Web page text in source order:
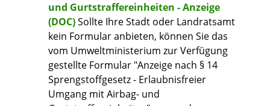
und Gurtstraffereinheiten - Anzeige
(DOC)Sollte Ihre Stadt oder Landratsamt
kein Formular anbieten, können Sie das
vom Umweltministerium zur Verfügung
gestellte Formular "Anzeige nach § 14
Sprengstoffgesetz - Erlaubnisfreier
Umgang mit Airbag- und